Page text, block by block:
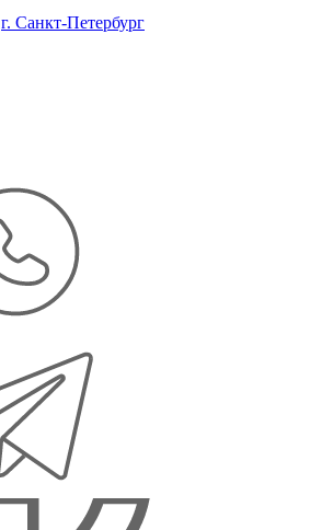
г. Санкт-Петербург